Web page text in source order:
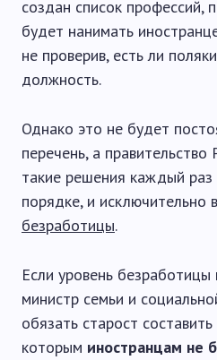
создан список профессий,
будет нанимать
не проверив, есть ли
должность.
Однако это не будет
перечень, а
такие решения каждый
порядке, и исключительно
безработицы.
Если уровень безработицы
министр семьи и
обязать старост
которым иностранцам не